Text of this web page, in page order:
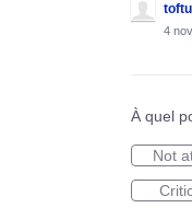
4
À quel
Not